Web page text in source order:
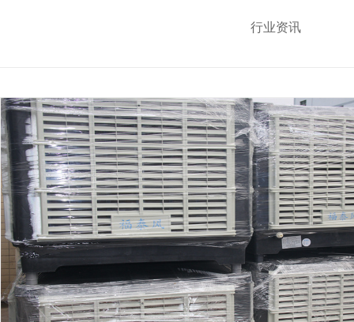
行业资讯